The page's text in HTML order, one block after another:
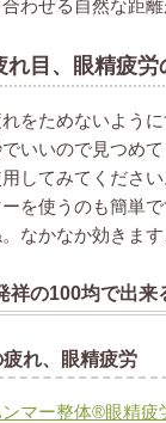
わせる自然な距
れ目、眼精疲労
をためないよう
でいいので見つめ
してみてくださ
を使うのも簡単
なかなか効きます
祥の100均で出来
れ、眼精疲労
ンマー整体®︎眼精疲